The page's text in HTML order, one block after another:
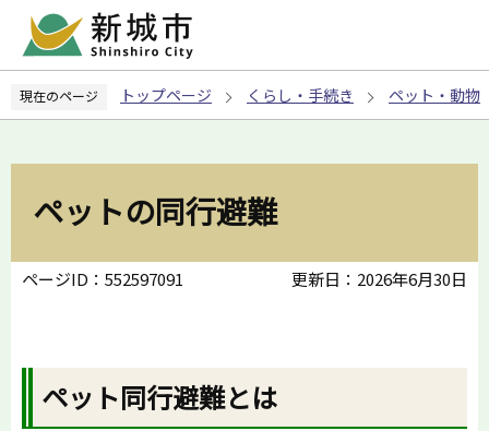
ペ
の
現在のページ トップページ くらし・手続き ペット・動物
ペットの同行避難
ページID：552597091 更新日：2026年6月30日
ペット同行避難とは